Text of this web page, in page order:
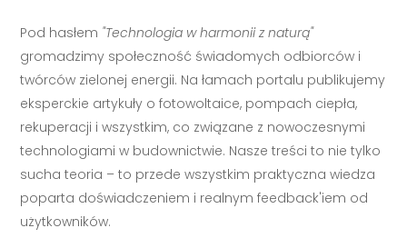
Pod hasłem "Technologia w harmonii z naturą"
gromadzimy społeczność świadomych odbiorców i
twórców zielonej energii. Na łamach portalu publikujemy
eksperckie artykuły o fotowoltaice, pompach ciepła,
rekuperacji i wszystkim, co związane z nowoczesnymi
technologiami w budownictwie. Nasze treści to nie tylko
sucha teoria – to przede wszystkim praktyczna wiedza
poparta doświadczeniem i realnym feedback'iem od
użytkowników.